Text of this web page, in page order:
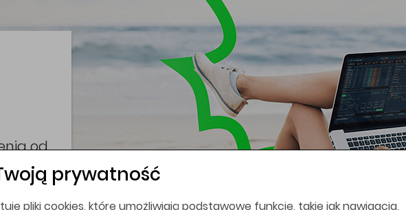
prywatność
pliki cookies, które umożliwiają podstawowe funkcje, takie jak nawigacja,